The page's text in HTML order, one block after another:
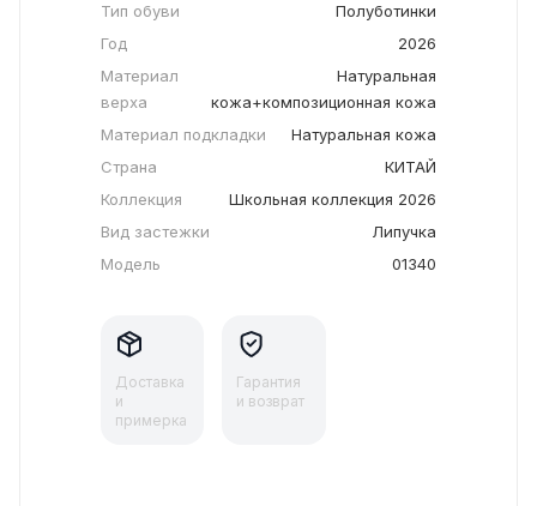
Тип обуви
Полуботинки
Год
2026
Материал
верха
Натуральная
кожа+композиционная кожа
Материал подкладки
Натуральная кожа
Страна
КИТАЙ
Коллекция
Школьная коллекция 2026
Вид застежки
Липучка
Модель
01340
Доставка
и
примерка
Гарантия
и возврат